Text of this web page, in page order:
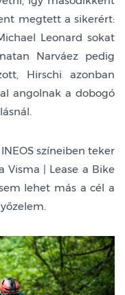
megtett a sikerért:
Leonard sokat
Narváez pedig
Hirschi azonban
angolnak a dobogó
színeiben teker
Visma | Lease a Bike
lehet más a cél a